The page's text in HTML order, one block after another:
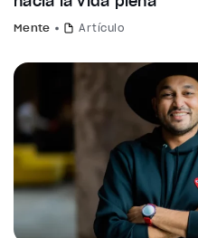
Mente Artículo